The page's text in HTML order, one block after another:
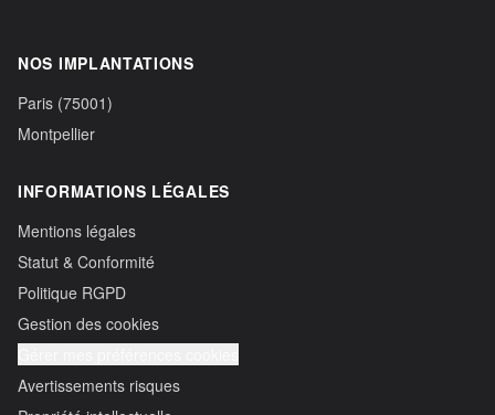
NOS IMPLANTATIONS
Paris (75001)
Montpellier
INFORMATIONS LÉGALES
Mentions légales
Statut & Conformité
Politique RGPD
Gestion des cookies
Avertissements risques